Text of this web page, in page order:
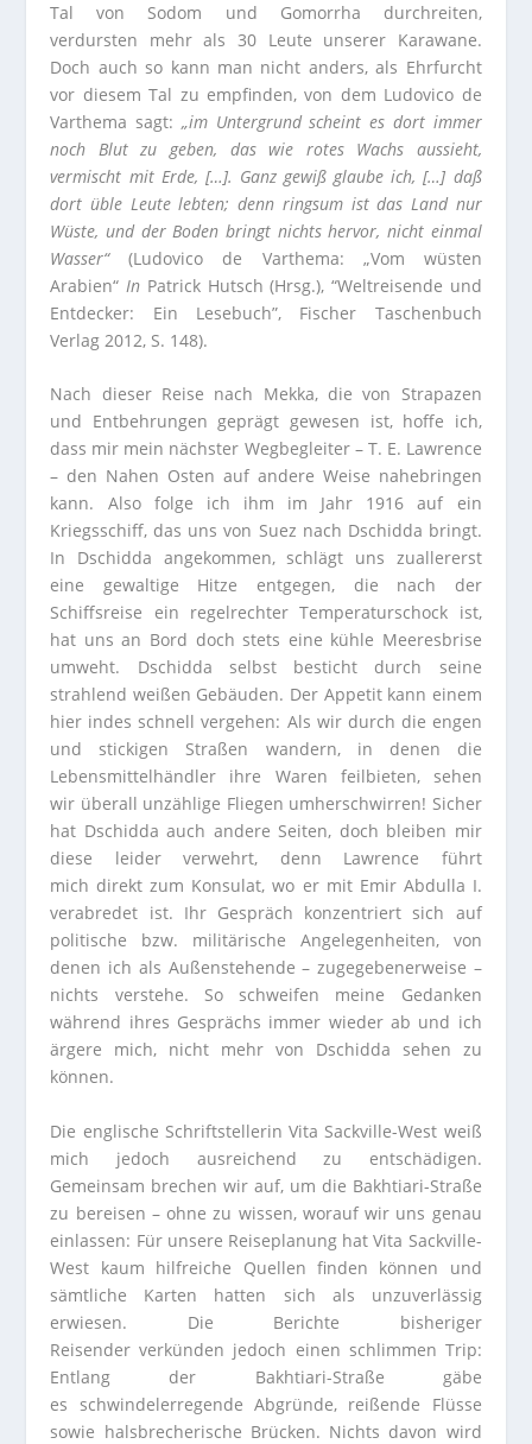
Tal von Sodom und Gomorrha durchreiten,
verdursten mehr als 30 Leute unserer Karawane.
Doch auch so kann man nicht anders, als Ehrfurcht
vor diesem Tal zu empfinden, von dem Ludovico de
Varthema sagt: „im Untergrund scheint es dort immer
noch Blut zu geben, das wie rotes Wachs aussieht,
vermischt mit Erde, […]. Ganz gewiß glaube ich, […] daß
dort üble Leute lebten; denn ringsum ist das Land nur
Wüste, und der Boden bringt nichts hervor, nicht einmal
Wasser“(Ludovico de Varthema: „Vom wüsten
Arabien“In Patrick Hutsch (Hrsg.), “Weltreisende und
Entdecker: Ein Lesebuch”, Fischer Taschenbuch
Verlag 2012, S. 148).
Nach dieser Reise nach Mekka, die von Strapazen
und Entbehrungen geprägt gewesen ist, hoffe ich,
dass mir mein nächster Wegbegleiter – T. E. Lawrence
– den Nahen Osten auf andere Weise nahebringen
kann. Also folge ich ihm im Jahr 1916 auf ein
Kriegsschiff, das uns von Suez nach Dschidda bringt.
In Dschidda angekommen, schlägt uns zuallererst
eine gewaltige Hitze entgegen, die nach der
Schiffsreise ein regelrechter Temperaturschock ist,
hat uns an Bord doch stets eine kühle Meeresbrise
umweht. Dschidda selbst besticht durch seine
strahlend weißen Gebäuden. Der Appetit kann einem
hier indes schnell vergehen: Als wir durch die engen
und stickigen Straßen wandern, in denen die
Lebensmittelhändler ihre Waren feilbieten, sehen
wir überall unzählige Fliegen umherschwirren! Sicher
hat Dschidda auch andere Seiten, doch bleiben mir
diese leider verwehrt, denn Lawrence führt
mich direkt zum Konsulat, wo er mit Emir Abdulla I.
verabredet ist. Ihr Gespräch konzentriert sich auf
politische bzw. militärische Angelegenheiten, von
denen ich als Außenstehende – zugegebenerweise –
nichts verstehe. So schweifen meine Gedanken
während ihres Gesprächs immer wieder ab und ich
ärgere mich, nicht mehr von Dschidda sehen zu
können.
Die englische Schriftstellerin Vita Sackville-West weiß
mich jedoch ausreichend zu entschädigen.
Gemeinsam brechen wir auf, um die Bakhtiari-Straße
zu bereisen – ohne zu wissen, worauf wir uns genau
einlassen: Für unsere Reiseplanung hat Vita Sackville-
West kaum hilfreiche Quellen finden können und
sämtliche Karten hatten sich als unzuverlässig
erwiesen. Die Berichte bisheriger
Reisender verkünden jedoch einen schlimmen Trip:
Entlang der Bakhtiari-Straße gäbe
es schwindelerregende Abgründe, reißende Flüsse
sowie halsbrecherische Brücken. Nichts davon wird